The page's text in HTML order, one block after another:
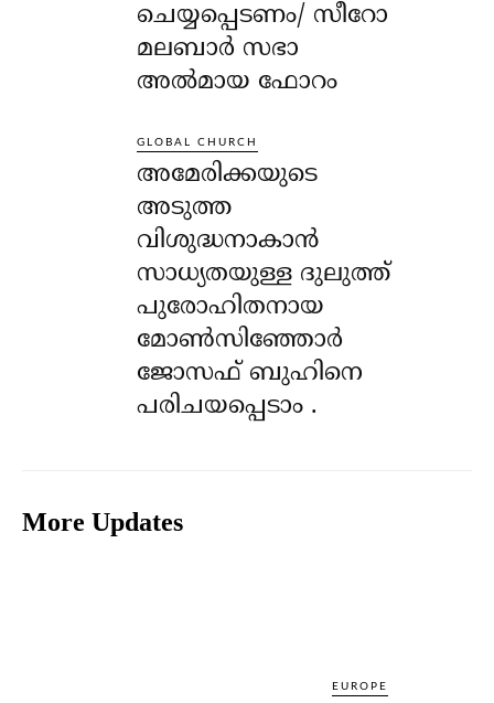
ചെയ്യപ്പെടണം/ സീറോ
മലബാർ സഭാ
അൽമായ ഫോറം
GLOBAL CHURCH
അമേരിക്കയുടെ
അടുത്ത
വിശുദ്ധനാകാൻ
സാധ്യതയുള്ള ദുലുത്ത്
പുരോഹിതനായ
മോൺസിഞ്ഞോർ
ജോസഫ് ബുഹിനെ
പരിചയപ്പെടാം .
More Updates
EUROPE